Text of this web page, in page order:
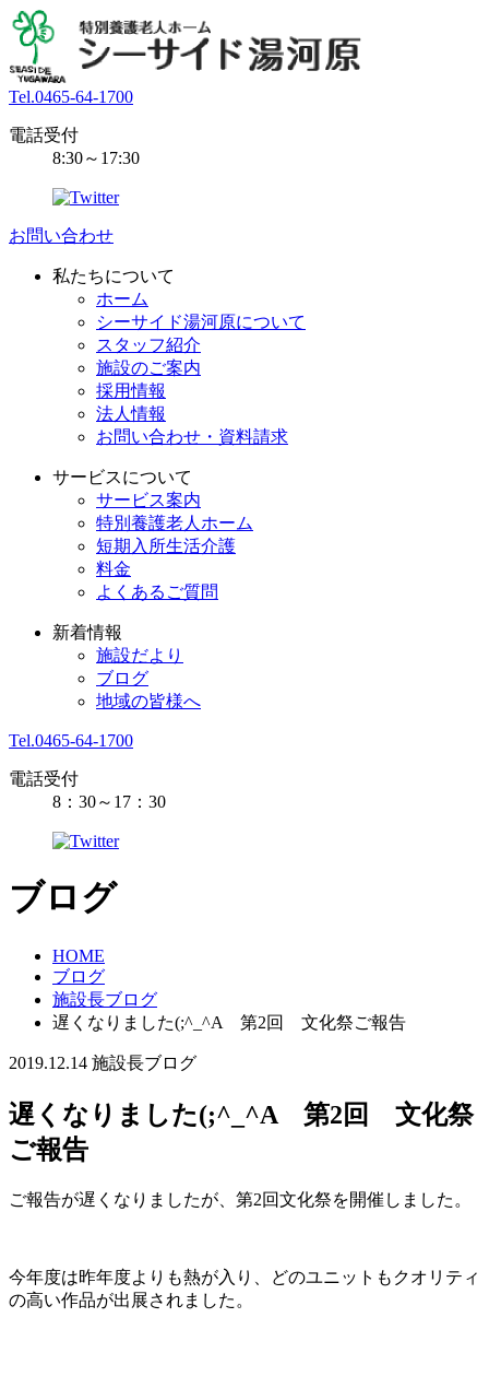
Tel.0465-64-1700
電話受付
8:30～17:30
お問い合わせ
私たちについて
ホーム
シーサイド湯河原について
スタッフ紹介
施設のご案内
採用情報
法人情報
お問い合わせ・資料請求
サービスについて
サービス案内
特別養護老人ホーム
短期入所生活介護
料金
よくあるご質問
新着情報
施設だより
ブログ
地域の皆様へ
Tel.0465-64-1700
電話受付
8：30～17：30
ブログ
HOME
ブログ
施設長ブログ
遅くなりました(;^_^A 第2回 文化祭ご報告
2019.12.14 施設長ブログ
遅くなりました(;^_^A 第2回 文化祭
ご報告
ご報告が遅くなりましたが、第2回文化祭を開催しました。
今年度は昨年度よりも熱が入り、どのユニットもクオリティ
の高い作品が出展されました。